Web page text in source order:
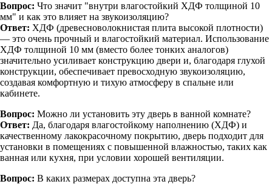
Вопрос: Что значит "внутри влагостойкий ХДФ толщиной 10
мм" и как это влияет на звукоизоляцию?
Ответ: ХДФ (древесноволокнистая плита высокой плотности)
— это очень прочный и влагостойкий материал. Использование
ХДФ толщиной 10 мм (вместо более тонких аналогов)
значительно усиливает конструкцию двери и, благодаря глухой
конструкции, обеспечивает превосходную звукоизоляцию,
создавая комфортную и тихую атмосферу в спальне или
кабинете.
Вопрос: Можно ли установить эту дверь в ванной комнате?
Ответ: Да, благодаря влагостойкому наполнению (ХДФ) и
качественному лакокрасочному покрытию, дверь подходит для
установки в помещениях с повышенной влажностью, таких как
ванная или кухня, при условии хорошей вентиляции.
Вопрос: В каких размерах доступна эта дверь?